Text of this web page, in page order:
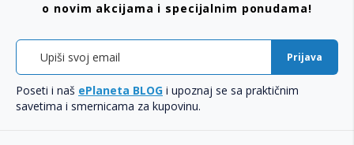
o novim akcijama i specijalnim ponudama!
Prijava
Poseti i naš ePlaneta BLOG i upoznaj se sa praktičnim
savetima i smernicama za kupovinu.